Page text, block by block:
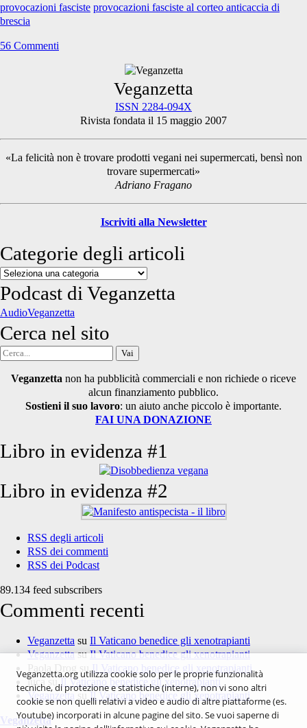
provocazioni fasciste provocazioni fasciste al corteo anticaccia di
brescia
56 Commenti
Sidebar
Veganzetta
ISSN 2284-094X
Rivista fondata il 15 maggio 2007
«La felicità non è trovare prodotti vegani nei supermercati, bensì non
trovare supermercati»
Adriano Fragano
Iscriviti alla Newsletter
Categorie degli articoli
Categorie
degli
articoli
Podcast di Veganzetta
AudioVeganzetta
Cerca nel sito
Cerca
Veganzetta non ha pubblicità commerciali e non richiede o riceve
alcun finanziamento pubblico.
Sostieni il suo lavoro: un aiuto anche piccolo è importante.
FAI UNA DONAZIONE
Libro in evidenza #1
Libro in evidenza #2
RSS degli articoli
RSS dei commenti
RSS dei Podcast
89.134 feed subscribers
Commenti recenti
Veganzetta su Il Vaticano benedice gli xenotrapianti
VeganzettasuIl Vaticano benedice gli xenotrapianti
Paola Drog suIl Vaticano benedice gli xenotrapianti
luca suIl Vaticano benedice gli xenotrapianti
Veganzetta su Il Vaticano benedice gli xenotrapianti
Veganzetta
Veganzetta.org utilizza cookie solo per le proprie funzionalità
tecniche, di protezione e statistiche (interne), non vi sono altri
cookie se non quelli relativi a video e audio di altre piattaforme (es.
Youtube) incorporati in alcune pagine del sito. Se vuoi saperne di